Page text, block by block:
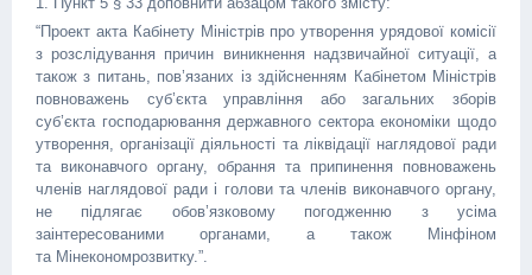
“Проект акта Кабінету Міністрів про утворення урядової комісії
з розслідування причин виникнення надзвичайної ситуації, а
також з питань, пов’язаних із здійсненням Кабінетом Міністрів
повноважень суб’єкта управління або загальних зборів
суб’єкта господарювання державного сектора економіки щодо
утворення, організації діяльності та ліквідації наглядової ради
та виконавчого органу, обрання та припинення повноважень
членів наглядової ради і голови та членів виконавчого органу,
не підлягає обов’язковому погодженню з усіма
заінтересованими органами, а також Мінфіном
та Мінекономрозвитку.”.